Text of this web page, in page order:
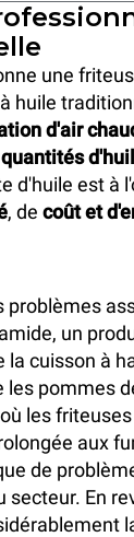
une
huile
d'air
d'huile est à
, de coût et
problèmes
un
la cuisson à
pommes
les
aux
de
secteur. En